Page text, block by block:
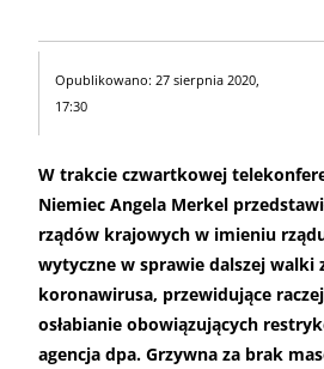
Opublikowano: 27 sierpnia 2020,
17:30
W trakcie czwartkowej
Niemiec Angela Merkel
rządów krajowych w imieniu
wytyczne w sprawie dalszej walki
koronawirusa, przewidujące
osłabianie obowiązujących
agencja dpa. Grzywna za brak